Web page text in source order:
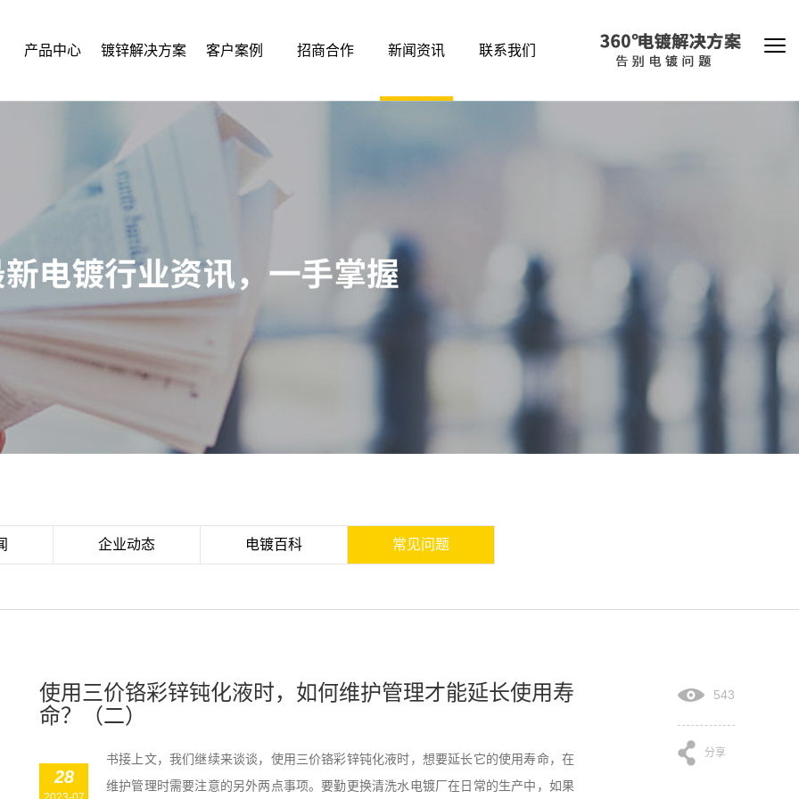
产品中心 镀锌解决方案 客户案例 招商合作 新闻资讯 联系我们
企业动态 电镀百科 常见问题
使用三价铬彩锌钝化液时，如何维护管理才能延长使用寿
命？（二）
28
书接上文，我们继续来谈谈，使用三价铬彩锌钝化液时，想要延长它的使用寿命，在
维护管理时需要注意的另外两点事项。要勤更换清洗水电镀厂在日常的生产中，如果
543
分享